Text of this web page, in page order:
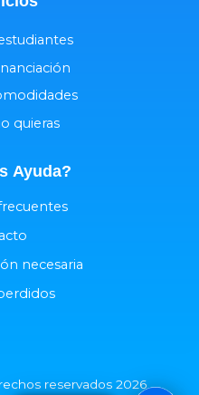
quieras
Ayuda?
necesaria
reservados 2026